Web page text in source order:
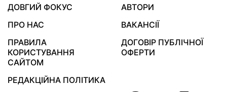
ДОВГИЙ ФОКУС
АВТОРИ
ПРО НАС
ВАКАНСІЇ
ПРАВИЛА
КОРИСТУВАННЯ
САЙТОМ
ДОГОВІР ПУБЛІЧНОЇ
ОФЕРТИ
РЕДАКЦІЙНА ПОЛІТИКА